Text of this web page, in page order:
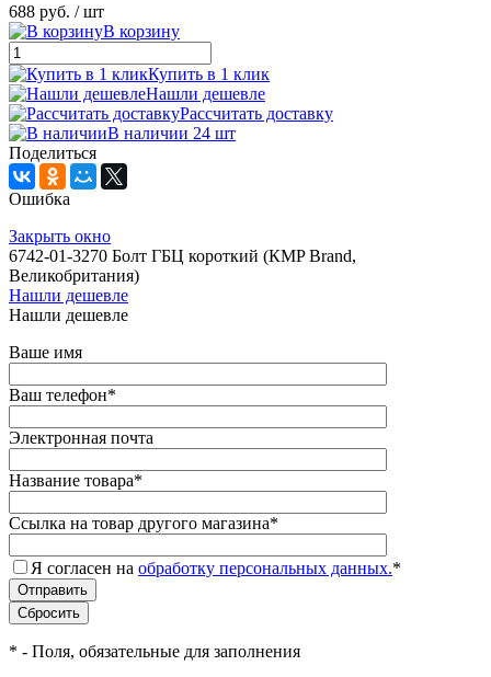
688 руб. / шт
В корзину
Купить в 1 клик
Нашли дешевле
Рассчитать доставку
В наличии 24 шт
Поделиться
Ошибка
Закрыть окно
6742-01-3270 Болт ГБЦ короткий (КMP Brand,
Великобритания)
Нашли дешевле
Нашли дешевле
Ваше имя
Ваш телефон*
Электронная почта
Название товара*
Ссылка на товар другого магазина*
Я согласен на обработку персональных данных.*
* - Поля, обязательные для заполнения